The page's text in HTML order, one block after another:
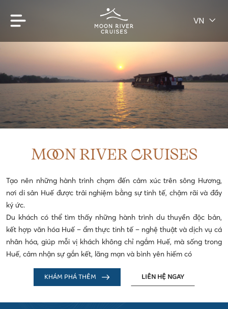
VN
MOON RIVER CRUISES
Tạo nên những hành trình chạm đến cảm xúc trên sông Hương,
nơi di sản Huế được trải nghiệm bằng sự tinh tế, chậm rãi và đầy
ký ức.
Du khách có thể tìm thấy những hành trình du thuyền độc bản,
kết hợp văn hóa Huế – ẩm thực tinh tế – nghệ thuật và dịch vụ cá
nhân hóa, giúp mỗi vị khách không chỉ ngắm Huế, mà sống trong
Huế, cảm nhận sự gắn kết, lãng mạn và bình yên hiếm có
KHÁM PHÁ THÊM LIÊN HỆ NGAY